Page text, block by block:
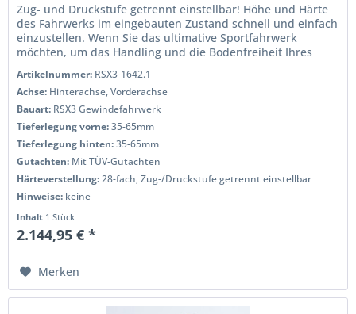
Zug- und Druckstufe getrennt einstellbar! Höhe und Härte
des Fahrwerks im eingebauten Zustand schnell und einfach
einzustellen. Wenn Sie das ultimative Sportfahrwerk
möchten, um das Handling und die Bodenfreiheit Ihres
Artikelnummer: RSX3-1642.1
Achse: Hinterachse, Vorderachse
Bauart: RSX3 Gewindefahrwerk
Tieferlegung vorne:35-65mm
Tieferlegung hinten:35-65mm
Gutachten: Mit TÜV-Gutachten
Härteverstellung:28-fach, Zug-/Druckstufe getrennt einstellbar
Hinweise: keine
Inhalt 1 Stück
2.144,95 € *
Merken